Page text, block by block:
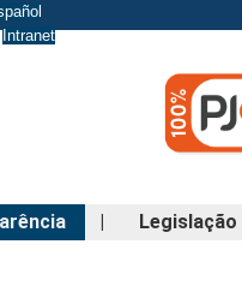
Intranet
| Legislação